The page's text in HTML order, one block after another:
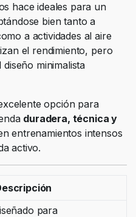
hace ideales para un
bien tanto a
a actividades al aire
el rendimiento, pero
minimalista
opción para
duradera, técnica y
entrenamientos intensos
activo.
para